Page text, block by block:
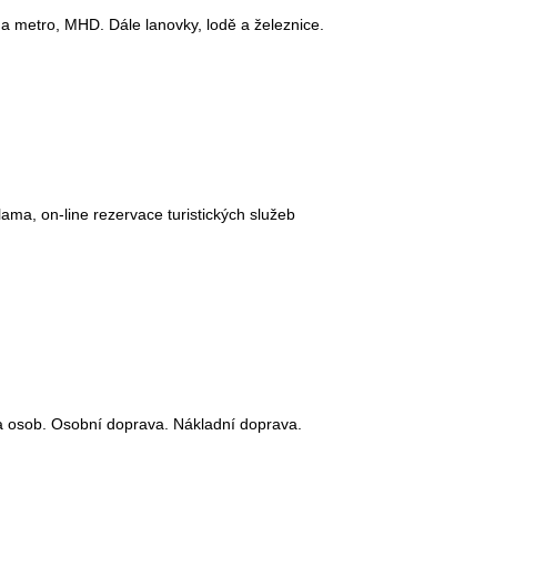
metro, MHD. Dále lanovky, lodě a železnice.
on-line rezervace turistických služeb
Osobní doprava. Nákladní doprava.